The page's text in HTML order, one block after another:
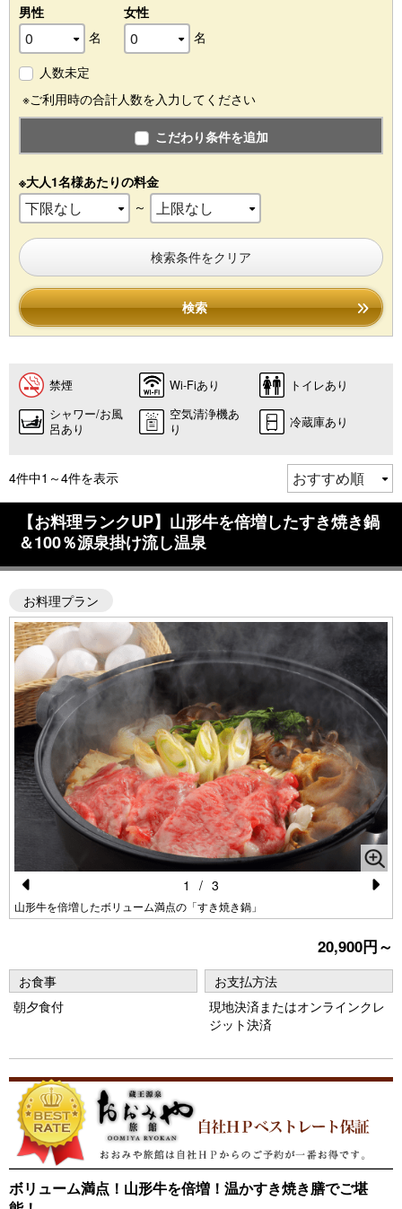
男性
名
女性
名
人数未定
※ご利用時の合計人数を入力してください
こだわり条件を追加
※大人1名様あたりの料金
～
検索条件をクリア
検索
禁煙 Wi-Fiあり
トイレあり
シャワー/お風
呂あり
空気清浄機あ
り
冷蔵庫あり
4件中1～4件を表示
【お料理ランクUP】山形牛を倍増したすき焼き鍋
＆100％源泉掛け流し温泉
お料理プラン
Pr
o
u
山形牛を倍増したボリューム満点の「すき焼き鍋」
e
xt
1 / 3
20,900円～
お食事
朝夕食付
お支払方法
現地決済またはオンラインクレ
ジット決済
ボリューム満点！山形牛を倍増！温かすき焼き膳でご堪